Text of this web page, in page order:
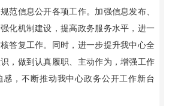
范信息公开各项工作。加强信息发布、
化机制建设，提高政务服务水平，进一
答复工作。同时，进一步提升我中心全
，做到认真履职、主动作为，增强工作
感，不断推动我中心政务公开工作新台